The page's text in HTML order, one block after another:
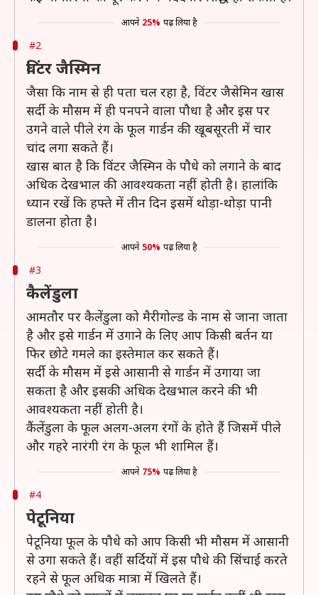
आपने 25% पढ़ लिया है
#2
विंटर जैस्मिन
जैसा कि नाम से ही पता चल रहा है, विंटर जैसेमिन खास
सर्दी के मौसम में ही पनपने वाला पौधा है और इस पर
उगने वाले पीले रंग के फूल गार्डन की खूबसूरती में चार
चांद लगा सकते हैं।
खास बात है कि विंटर जैस्मिन के पौधे को लगाने के बाद
अधिक देखभाल की आवश्यकता नहीं होती है। हालांकि
ध्यान रखें कि हफ्ते में तीन दिन इसमें थोड़ा-थोड़ा पानी
डालना होता है।
आपने 50% पढ़ लिया है
#3
कैलेंडुला
आमतौर पर कैलेंडुला को मैरीगोल्ड के नाम से जाना जाता
है और इसे गार्डन में उगाने के लिए आप किसी बर्तन या
फिर छोटे गमले का इस्तेमाल कर सकते हैं।
सर्दी के मौसम में इसे आसानी से गार्डन में उगाया जा
सकता है और इसकी अधिक देखभाल करने की भी
आवश्यकता नहीं होती है।
कैंलेंडुला के फूल अलग-अलग रंगों के होते हैं जिसमें पीले
और गहरे नारंगी रंग के फूल भी शामिल हैं।
आपने 75% पढ़ लिया है
#4
पेटूनिया
पेटूनिया फूल के पौधे को आप किसी भी मौसम में आसानी
से उगा सकते हैं। वहीं सर्दियों में इस पौधे की सिंचाई करते
रहने से फूल अधिक मात्रा में खिलते हैं।